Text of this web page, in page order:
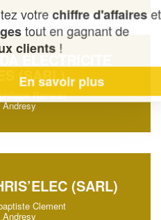
ELECTRICITE
(SARL)
Rameau
Andresy
(SARL)
Clement
Andresy
votrechiffre d'affaireset
tout en gagnant de
!
En savoir plus